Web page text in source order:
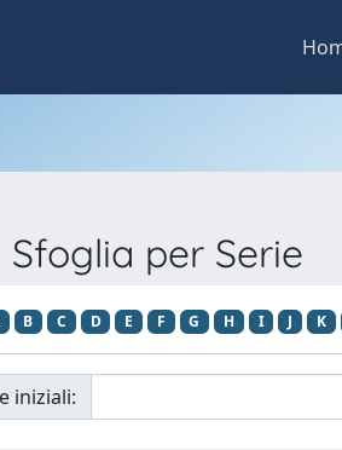
Sfoglia per Serie
B C D E F G H I J K
iniziali: